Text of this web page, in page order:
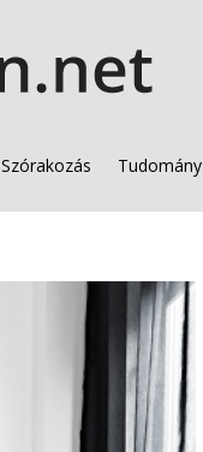
Szórakozás Tudomány